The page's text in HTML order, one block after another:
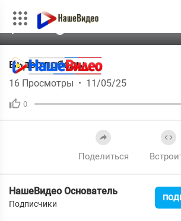
00:00
Видео победы
0
16 Просмотры · 11/05/25
Поделиться
НашеВидео Основатель
Подписчики